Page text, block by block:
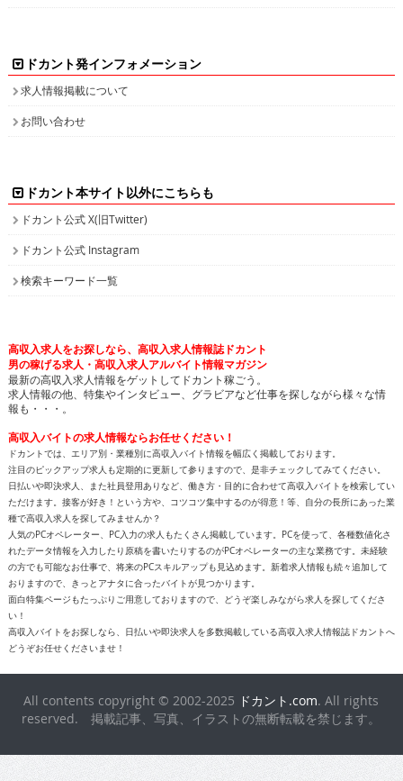
ドカント発インフォメーション
求人情報掲載について
お問い合わせ
ドカント本サイト以外にこちらも
ドカント公式 X(旧Twitter)
ドカント公式 Instagram
検索キーワード一覧
高収入求人をお探しなら、高収入求人情報誌ドカント
男の稼げる求人・高収入求人アルバイト情報マガジン
最新の高収入求人情報をゲットしてドカント稼ごう。
求人情報の他、特集やインタビュー、グラビアなど仕事を探しながら様々な情
報も・・・。
高収入バイトの求人情報ならお任せください！
ドカントでは、エリア別・業種別に高収入バイト情報を幅広く掲載しております。
注目のピックアップ求人も定期的に更新して参りますので、是非チェックしてみてください。
日払いや即決求人、また社員登用ありなど、働き方・目的に合わせて高収入バイトを検索してい
ただけます。接客が好き！という方や、コツコツ集中するのが得意！等、自分の長所にあった業
種で高収入求人を探してみませんか？
人気のPCオペレーター、PC入力の求人もたくさん掲載しています。PCを使って、各種数値化さ
れたデータ情報を入力したり原稿を書いたりするのがPCオペレーターの主な業務です。未経験
の方でも可能なお仕事で、将来のPCスキルアップも見込めます。新着求人情報も続々追加して
おりますので、きっとアナタに合ったバイトが見つかります。
面白特集ページもたっぷりご用意しておりますので、どうぞ楽しみながら求人を探してくださ
い！
高収入バイトをお探しなら、日払いや即決求人を多数掲載している高収入求人情報誌ドカントへ
どうぞお任せくださいませ！
All contents copyright © 2002-2025 ドカント.com. All rights
reserved. 掲載記事、写真、イラストの無断転載を禁じます。